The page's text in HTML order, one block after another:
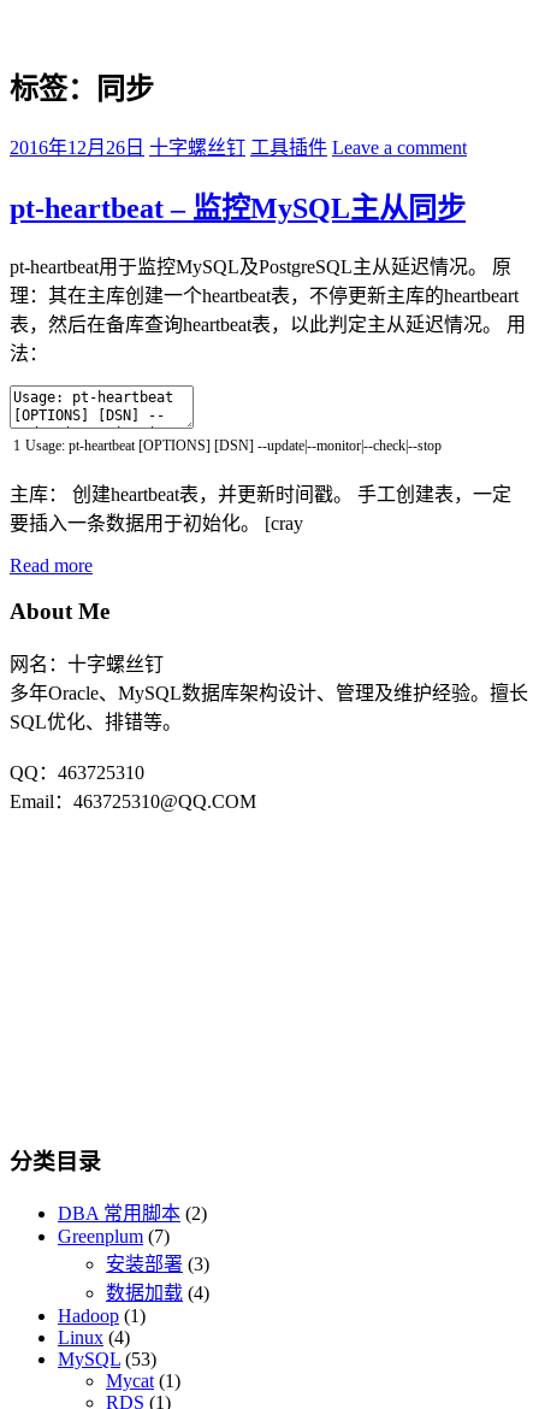
标签：同步
2016年12月26日 十字螺丝钉 工具插件 Leave a comment
pt-heartbeat – 监控MySQL主从同步
pt-heartbeat用于监控MySQL及PostgreSQL主从延迟情况。 原
理：其在主库创建一个heartbeat表，不停更新主库的heartbeart
表，然后在备库查询heartbeat表，以此判定主从延迟情况。 用
法：
1 Usage: pt-heartbeat [OPTIONS] [DSN] --update|--monitor|--check|--stop
主库： 创建heartbeat表，并更新时间戳。 手工创建表，一定
要插入一条数据用于初始化。 [cray
Read more
About Me
网名：十字螺丝钉
多年Oracle、MySQL数据库架构设计、管理及维护经验。擅长
SQL优化、排错等。
QQ：463725310
Email：463725310@QQ.COM
分类目录
DBA 常用脚本 (2)
Greenplum (7)
安装部署 (3)
数据加载 (4)
Hadoop (1)
Linux (4)
MySQL (53)
Mycat (1)
RDS (1)